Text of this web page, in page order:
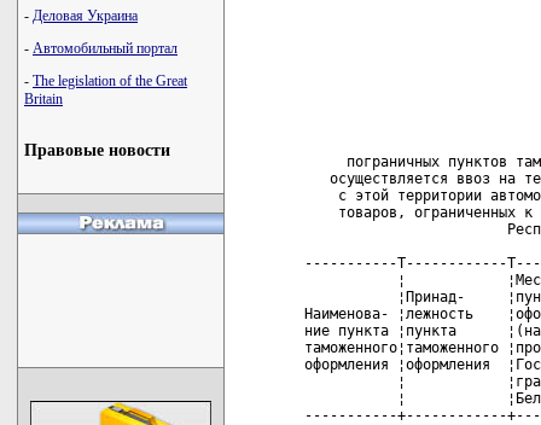
- Деловая Украина
- Автомобильный портал
- The legislation of the Great
Britain
Правовые новости
пограничных пунктов
осуществляется ввоз на
с этой территории
товаров, ограниченных к
-----------T------------
¦
¦Принад-
Наименова- ¦лежность
ние пункта ¦пункта
таможенного¦таможенного
оформления ¦оформления
¦
¦
-----------+------------